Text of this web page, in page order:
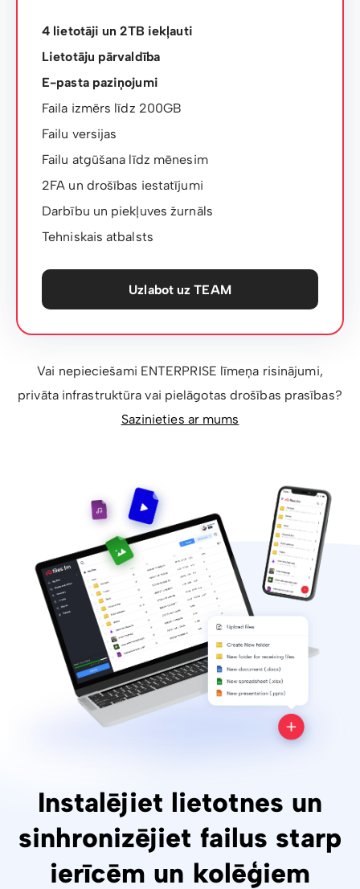
4 lietotāji un 2TB iekļauti
Lietotāju pārvaldība
E-pasta paziņojumi
Faila izmērs līdz 200GB
Failu versijas
Failu atgūšana līdz mēnesim
2FA un drošības iestatījumi
Darbību un piekļuves žurnāls
Tehniskais atbalsts
Uzlabot uz TEAM
Vai nepieciešami ENTERPRISE līmeņa risinājumi,
privāta infrastruktūra vai pielāgotas drošības prasības?
Sazinieties ar mums
Instalējiet lietotnes un
sinhronizējiet failus starp
ierīcēm un kolēģiem